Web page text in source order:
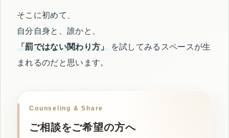
そこに初めて、
自分自身と、誰かと、
「罰ではない関わり方」
を試してみるスペースが生
まれるのだと思います。
Counseling & Share
ご相談をご希望の方へ